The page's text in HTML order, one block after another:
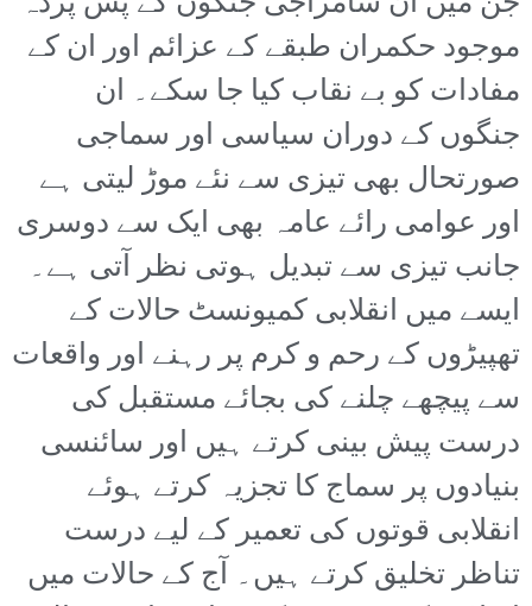
موجود حکمران طبقے کے عزائم اور ان کے
مفادات کو بے نقاب کیا جا سکے۔ ان
جنگوں کے دوران سیاسی اور سماجی
صورتحال بھی تیزی سے نئے موڑ لیتی ہے
اور عوامی رائے عامہ بھی ایک سے دوسری
جانب تیزی سے تبدیل ہوتی نظر آتی ہے۔
ایسے میں انقلابی کمیونسٹ حالات کے
تھپیڑوں کے رحم و کرم پر رہنے اور واقعات
سے پیچھے چلنے کی بجائے مستقبل کی
درست پیش بینی کرتے ہیں اور سائنسی
بنیادوں پر سماج کا تجزیہ کرتے ہوئے
انقلابی قوتوں کی تعمیر کے لیے درست
تناظر تخلیق کرتے ہیں۔ آج کے حالات میں